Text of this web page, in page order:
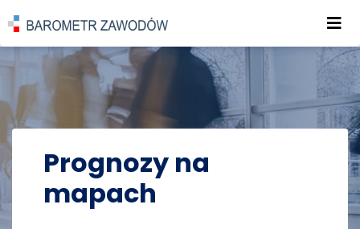
POWRÓT DO STRONY GŁÓWNEJ
PROGNOZY PROGNOZY NA MAPACH
Prognozy na
mapach